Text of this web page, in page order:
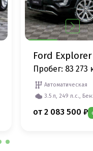
Ford Explorer
Пробег: 83 273
Автоматическая
3.5 л, 249 л.с.,
от 2 083 500 ₽